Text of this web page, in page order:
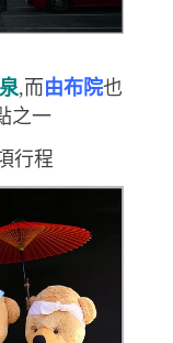
,而由布院也
之一
行程